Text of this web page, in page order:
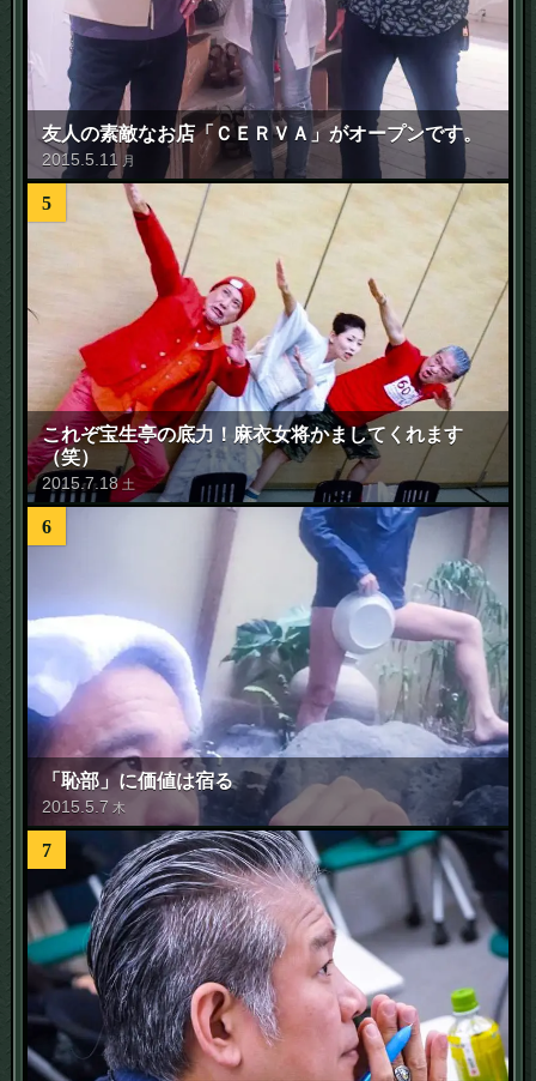
友人の素敵なお店「ＣＥＲＶＡ」がオープンです。
2015.5.11 月
5
これぞ宝生亭の底力！麻衣女将かましてくれます
（笑）
2015.7.18 土
6
「恥部」に価値は宿る
2015.5.7 木
7